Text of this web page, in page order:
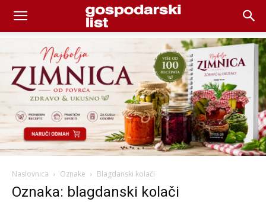
Naslovnica Oznake Blagdanski kolači
Oznaka: blagdanski kolači